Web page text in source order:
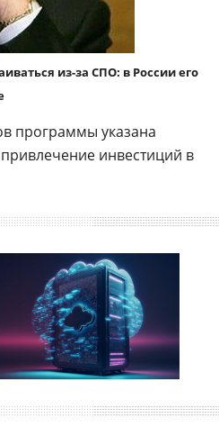
из-за СПО: в России его
программы указана
инвестиций в